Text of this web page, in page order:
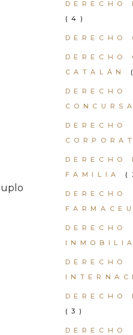
DERECHO
(4)
DERECHO
DERECHO
CATALÁN
DERECHO
DERECHO
DERECHO
FAMILIA
DERECHO
DERECHO
DERECHO
DERECHO
(3)
DERECHO